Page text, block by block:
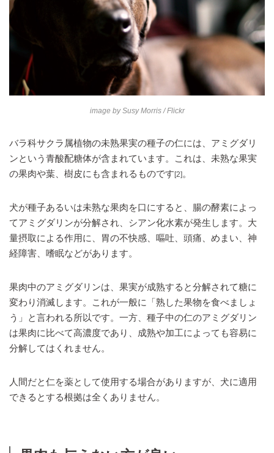
image bySusy Morris/ Flickr
バラ科サクラ属植物の未熟果実の種子の仁には、アミグダリ
ンという青酸配糖体が含まれています。これは、未熟な果実
の果肉や葉、樹皮にも含まれるものです [2] 。
犬が種子あるいは未熟な果肉を口にすると、腸の酵素によっ
てアミグダリンが分解され、シアン化水素が発生します。大
量摂取による作用に、胃の不快感、嘔吐、頭痛、めまい、神
経障害、嗜眠などがあります。
果肉中のアミグダリンは、果実が成熟すると分解されて糖に
変わり消滅します。これが一般に「熟した果物を食べましょ
う」と言われる所以です。一方、種子中の仁のアミグダリン
は果肉に比べて高濃度であり、成熟や加工によっても容易に
分解してはくれません。
人間だと仁を薬として使用する場合がありますが、犬に適用
できるとする根拠は全くありません。